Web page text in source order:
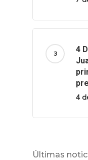
4
4
Últimas